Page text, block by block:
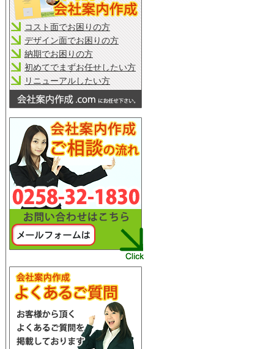
コスト面でお困りの方
デザイン面でお困りの方
納期でお困りの方
初めてでまずお任せしたい方
リニューアルしたい方